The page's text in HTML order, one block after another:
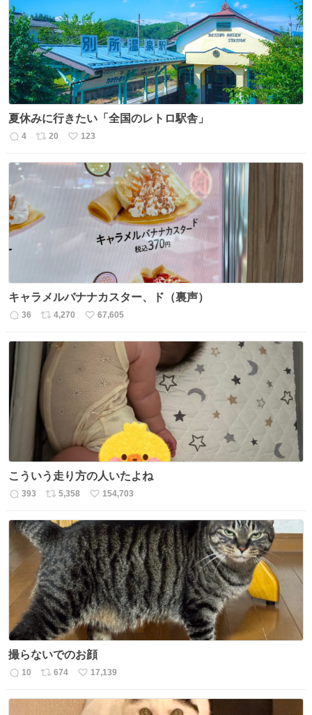
夏休みに行きたい「全国のレトロ駅舎」
返
4
リ
20
い
数
123
キャラメルバナナカスター、ド（裏声）
返
数
36
リ
ス
ト
数
4,270
い
67,605
こういう走り方の人いたよね
返
数
393
リ
ス
ト
数
5,358
い
ね
数
154,703
撮らないでのお顔
返
10
リ
ス
674
い
ね
17,139